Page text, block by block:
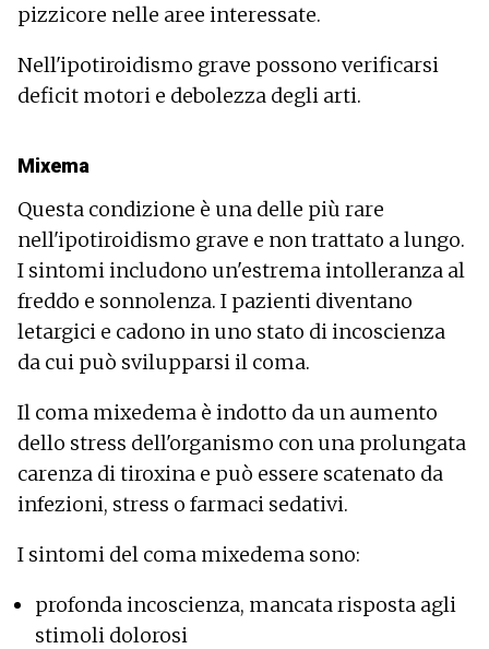
pizzicore nelle aree interessate.
Nell'ipotiroidismo grave possono verificarsi
deficit motori e debolezza degli arti.
Mixema
Questa condizione è una delle più rare
nell'ipotiroidismo grave e non trattato a lungo.
I sintomi includono un'estrema intolleranza al
freddo e sonnolenza. I pazienti diventano
letargici e cadono in uno stato di incoscienza
da cui può svilupparsi il coma.
Il coma mixedema è indotto da un aumento
dello stress dell'organismo con una prolungata
carenza di tiroxina e può essere scatenato da
infezioni, stress o farmaci sedativi.
I sintomi del coma mixedema sono:
profonda incoscienza, mancata risposta agli
stimoli dolorosi